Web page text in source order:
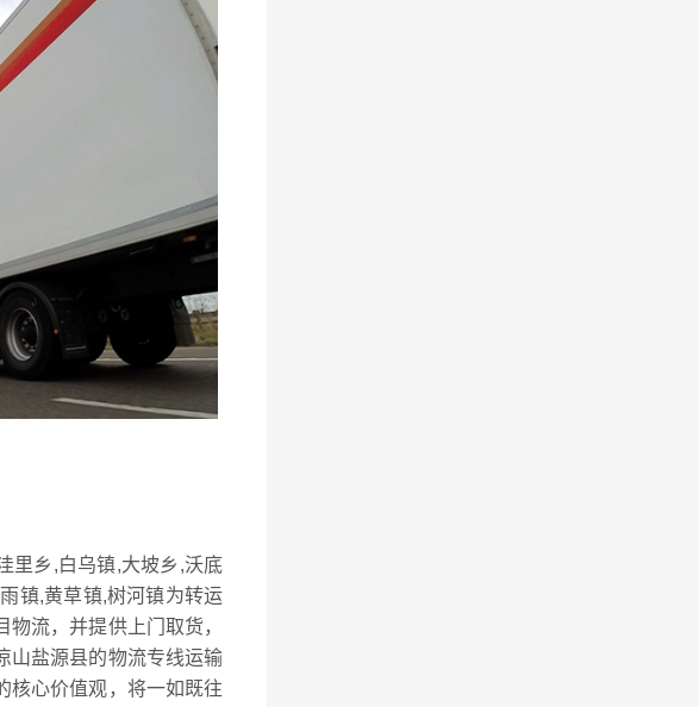
里乡,白乌镇,大坡乡,沃底
镇,黄草镇,树河镇为转运
流，并提供上门取货，
山盐源县的物流专线运输
核心价值观，将一如既往